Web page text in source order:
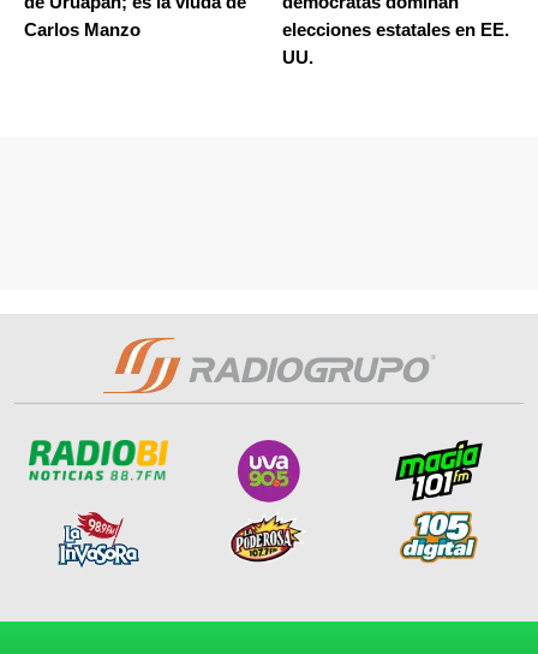
Carlos Manzo
elecciones estatales en EE.
UU.